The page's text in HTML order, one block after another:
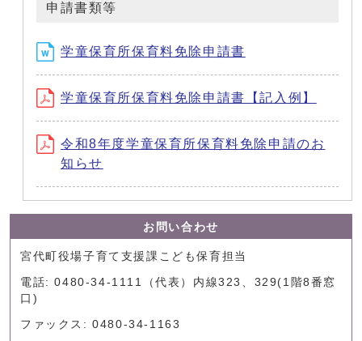
申請書類等
学童保育所保育料免除申請書
学童保育所保育料免除申請書【記入例】
令和8年度学童保育所保育料免除申請のお
知らせ
お問い合わせ
宮代町役場子育て支援課こども保育担当
電話: 0480-34-1111（代表）内線323、329(1階8番窓
口)
ファックス: 0480-34-1163